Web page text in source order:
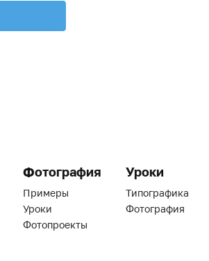
Фотография
Примеры
Уроки
Фотопроекты
Уроки
Типографика
Фотография